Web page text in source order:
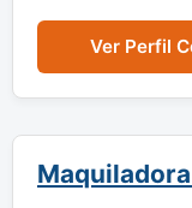
Ver Perfil